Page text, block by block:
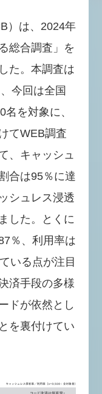
）は、2024年
総合調査」を
た。本調査は
今回は全国
を対象に、
てWEB調査
、キャッシュ
合は95％に達
シュレス浸透
した。とくに
％、利用率は
いる点が注目
済手段の多様
ドが依然とし
を裏付けてい